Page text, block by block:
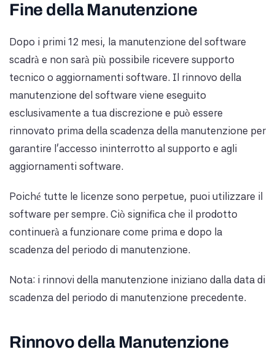
Fine della Manutenzione
Dopo i primi 12 mesi, la manutenzione del software
scadrà e non sarà più possibile ricevere supporto
tecnico o aggiornamenti software. Il rinnovo della
manutenzione del software viene eseguito
esclusivamente a tua discrezione e può essere
rinnovato prima della scadenza della manutenzione per
garantire l'accesso ininterrotto al supporto e agli
aggiornamenti software.
Poiché tutte le licenze sono perpetue, puoi utilizzare il
software per sempre. Ciò significa che il prodotto
continuerà a funzionare come prima e dopo la
scadenza del periodo di manutenzione.
Nota: i rinnovi della manutenzione iniziano dalla data di
scadenza del periodo di manutenzione precedente.
Rinnovo della Manutenzione